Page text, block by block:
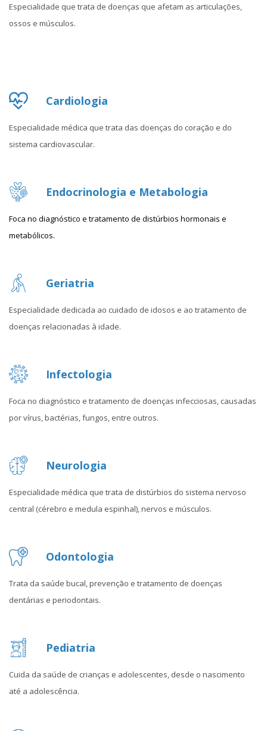
Especialidade que trata de doenças que afetam as articulações,
ossos e músculos.
Cardiologia
Especialidade médica que trata das doenças do coração e do
sistema cardiovascular.
Endocrinologia e Metabologia
Foca no diagnóstico e tratamento de distúrbios hormonais e
metabólicos.
Geriatria
Especialidade dedicada ao cuidado de idosos e ao tratamento de
doenças relacionadas à idade.
Infectologia
Foca no diagnóstico e tratamento de doenças infecciosas, causadas
por vírus, bactérias, fungos, entre outros.
Neurologia
Especialidade médica que trata de distúrbios do sistema nervoso
central (cérebro e medula espinhal), nervos e músculos.
Odontologia
Trata da saúde bucal, prevenção e tratamento de doenças
dentárias e periodontais.
Pediatria
Cuida da saúde de crianças e adolescentes, desde o nascimento
até a adolescência.